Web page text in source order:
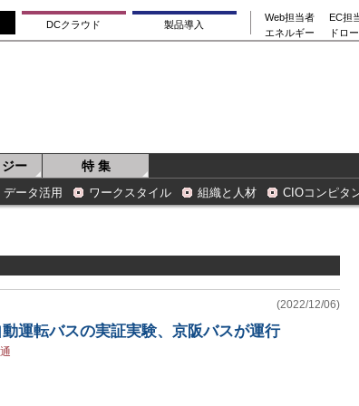
DCクラウド 製品導入
Web担当者 EC担
エネルギー
ドロ
ー 特 集
データ活用 ワークスタイル 組織と人材 CIOコンピタ
(2022/12/06)
運転バスの実証実験、京阪バスが運行